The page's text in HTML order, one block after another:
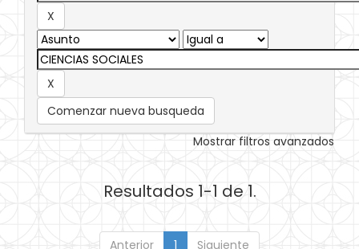
Comenzar nueva busqueda
Mostrar filtros avanzados
Resultados 1-1 de 1.
Anterior 1 Siguiente